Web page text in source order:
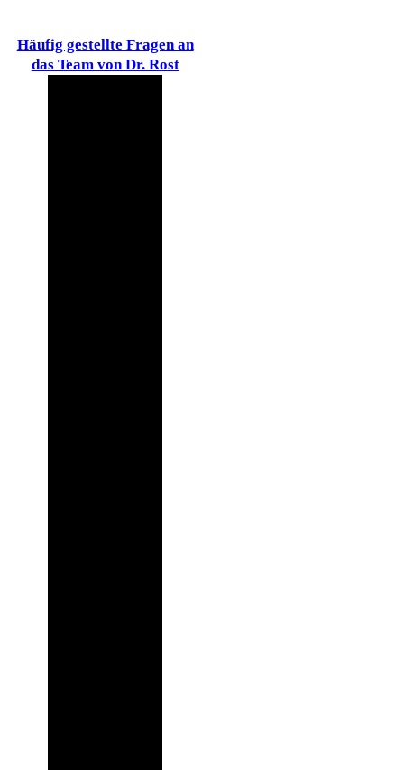
Häufig gestellte Fragen an
das Team von Dr. Rost